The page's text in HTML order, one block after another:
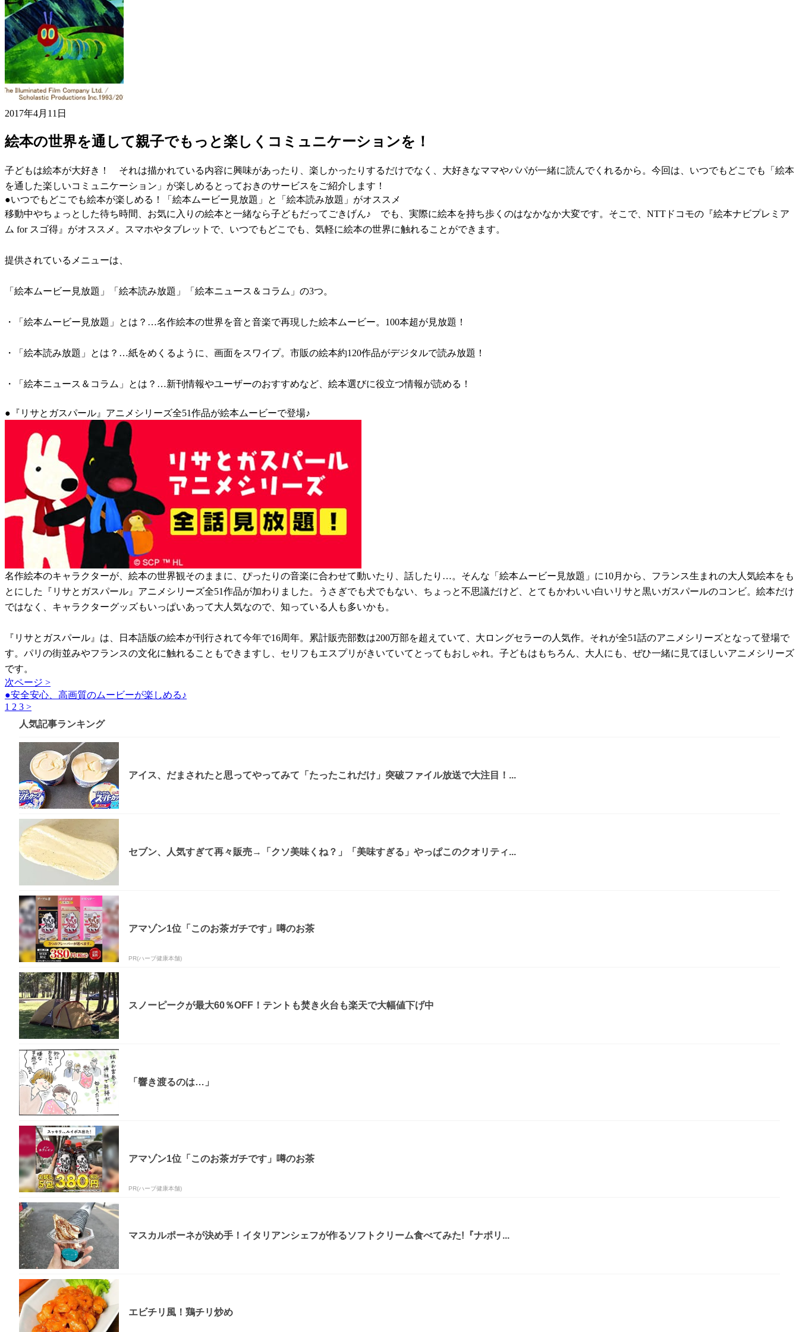
2017年4月11日
絵本の世界を通して親子でもっと楽しくコミュニケーションを！
子どもは絵本が大好き！ それは描かれている内容に興味があったり、楽しかったりするだけでなく、大好きなママやパパが一緒に読んでくれるから。今回は、いつでもどこでも「絵本
を通した楽しいコミュニケーション」が楽しめるとっておきのサービスをご紹介します！
●いつでもどこでも絵本が楽しめる！「絵本ムービー見放題」と「絵本読み放題」がオススメ
移動中やちょっとした待ち時間、お気に入りの絵本と一緒なら子どもだってごきげん♪ でも、実際に絵本を持ち歩くのはなかなか大変です。そこで、NTTドコモの『絵本ナビプレミア
ム for スゴ得』がオススメ。スマホやタブレットで、いつでもどこでも、気軽に絵本の世界に触れることができます。
提供されているメニューは、
「絵本ムービー見放題」「絵本読み放題」「絵本ニュース＆コラム」の3つ。
・「絵本ムービー見放題」とは？…名作絵本の世界を音と音楽で再現した絵本ムービー。100本超が見放題！
・「絵本読み放題」とは？…紙をめくるように、画面をスワイプ。市販の絵本約120作品がデジタルで読み放題！
・「絵本ニュース＆コラム」とは？…新刊情報やユーザーのおすすめなど、絵本選びに役立つ情報が読める！
●『リサとガスパール』アニメシリーズ全51作品が絵本ムービーで登場♪
名作絵本のキャラクターが、絵本の世界観そのままに、ぴったりの音楽に合わせて動いたり、話したり…。そんな「絵本ムービー見放題」に10月から、フランス生まれの大人気絵本をも
とにした『リサとガスパール』アニメシリーズ全51作品が加わりました。うさぎでも犬でもない、ちょっと不思議だけど、とてもかわいい白いリサと黒いガスパールのコンビ。絵本だけ
ではなく、キャラクターグッズもいっぱいあって大人気なので、知っている人も多いかも。
『リサとガスパール』は、日本語版の絵本が刊行されて今年で16周年。累計販売部数は200万部を超えていて、大ロングセラーの人気作。それが全51話のアニメシリーズとなって登場で
す。パリの街並みやフランスの文化に触れることもできますし、セリフもエスプリがきいていてとってもおしゃれ。子どもはもちろん、大人にも、ぜひ一緒に見てほしいアニメシリーズ
です。
次ページ >
●安全安心、高画質のムービーが楽しめる♪
1 2 3 >
人気記事ランキング
アイス、だまされたと思ってやってみて「たったこれだけ」突破ファイル放送で大注目！...
セブン、人気すぎて再々販売→「クソ美味くね？」「美味すぎる」やっぱこのクオリティ...
アマゾン1位「このお茶ガチです」噂のお茶
PR(ハーブ健康本舗)
スノーピークが最大60％OFF！テントも焚き火台も楽天で大幅値下げ中
「響き渡るのは…」
アマゾン1位「このお茶ガチです」噂のお茶
PR(ハーブ健康本舗)
マスカルポーネが決め手！イタリアンシェフが作るソフトクリーム食べてみた!『ナポリ...
エビチリ風！鶏チリ炒め